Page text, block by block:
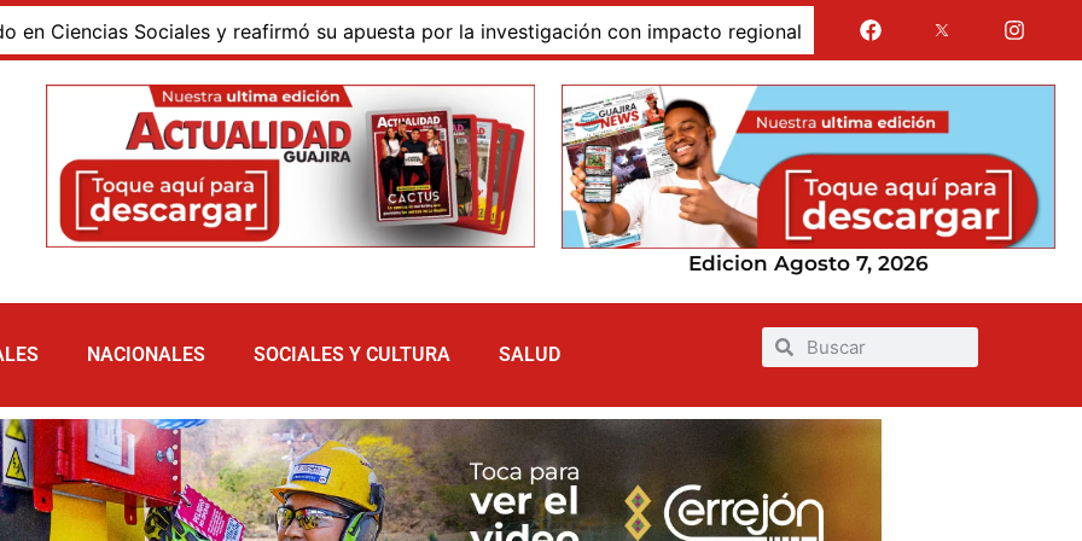
Sociales y reafirmó su apuesta por la investigación con impacto regional Jairo Aguilar cuestionó que se
Edicion Agosto 7, 2026
NACIONALES SOCIALES Y CULTURA SALUD